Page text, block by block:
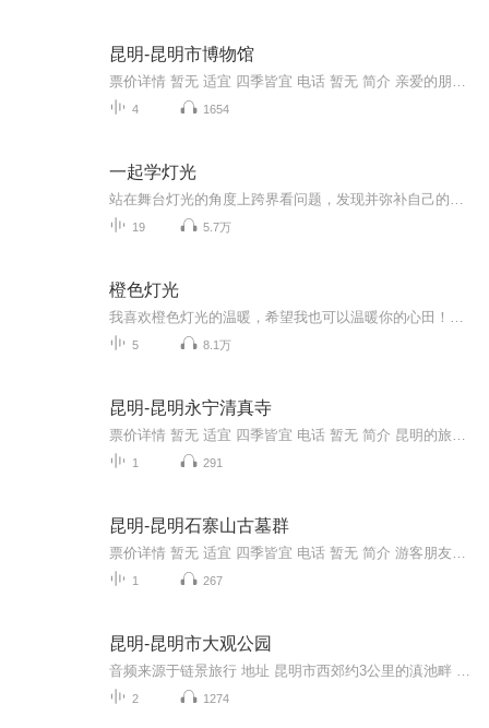
昆明-昆明市博物馆
4 1654
一起学灯光
19 5.7万
橙色灯光
5 8.1万
昆明-昆明永宁清真寺
1 291
昆明-昆明石寨山古墓群
1 267
昆明-昆明市大观公园
2 1274